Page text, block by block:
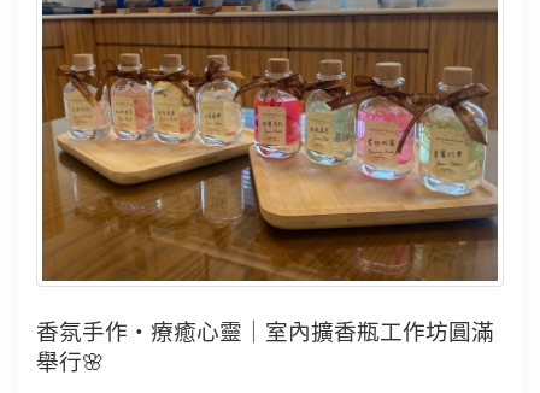
香氛手作・療癒心靈｜室內擴香瓶工作坊圓滿
舉行🌸